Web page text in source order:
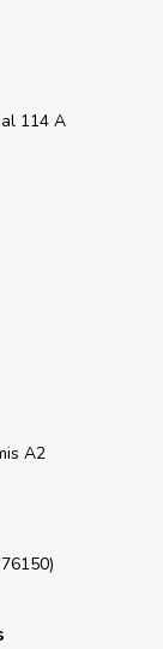
114 A
A2